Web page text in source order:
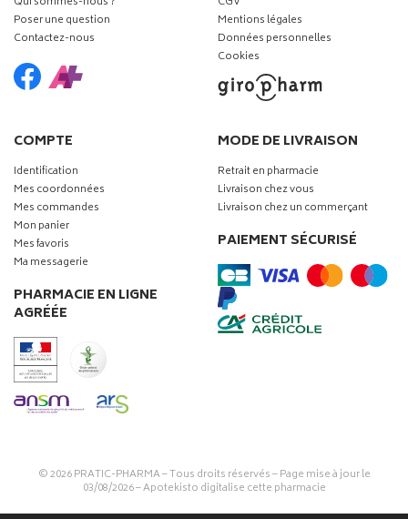
Poser une question
Contactez-nous
Mentions légales
Données personnelles
Cookies
COMPTE
Identification
Mes coordonnées
Mes commandes
Mon panier
Mes favoris
Ma messagerie
PHARMACIE EN LIGNE
AGRÉÉE
MODE DE LIVRAISON
Retrait en pharmacie
Livraison chez vous
Livraison chez un commerçant
PAIEMENT SÉCURISÉ
© 2026PRATIC-PHARMA– Tous droits réservés – Page mise à jour le
03/08/2026 –Apotekisto digitalise cette pharmacie